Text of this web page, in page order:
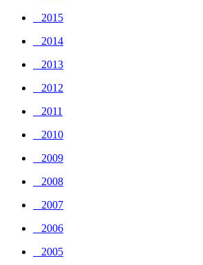
_ 2015
_ 2014
_ 2013
_ 2012
_ 2011
_ 2010
_ 2009
_ 2008
_ 2007
_ 2006
_ 2005